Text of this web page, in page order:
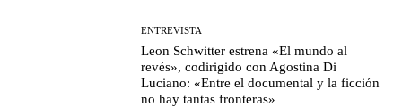
ENTREVISTA
Leon Schwitter estrena «El mundo al
revés», codirigido con Agostina Di
Luciano: «Entre el documental y la ficción
no hay tantas fronteras»